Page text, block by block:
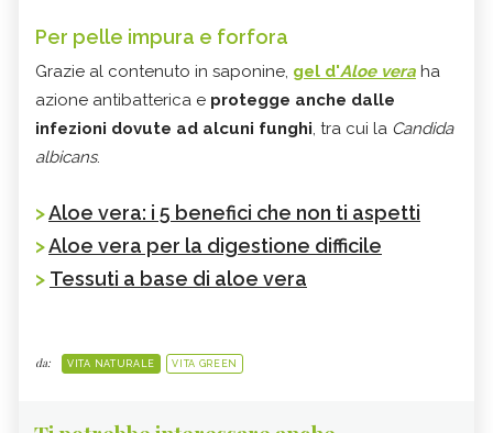
Per pelle impura e forfora
Grazie al contenuto in saponine, gel d'Aloe vera ha
azione antibatterica e protegge anche dalle
infezioni dovute ad alcuni funghi, tra cui la Candida
albicans.
>Aloe vera: i 5 benefici che non ti aspetti
>Aloe vera per la digestione difficile
> Tessuti a base di aloe vera
da: VITA NATURALE VITA GREEN